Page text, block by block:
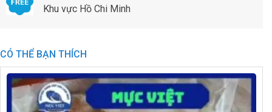
Khu vực Hồ Chi Minh
CÓ THỂ BẠN THÍCH